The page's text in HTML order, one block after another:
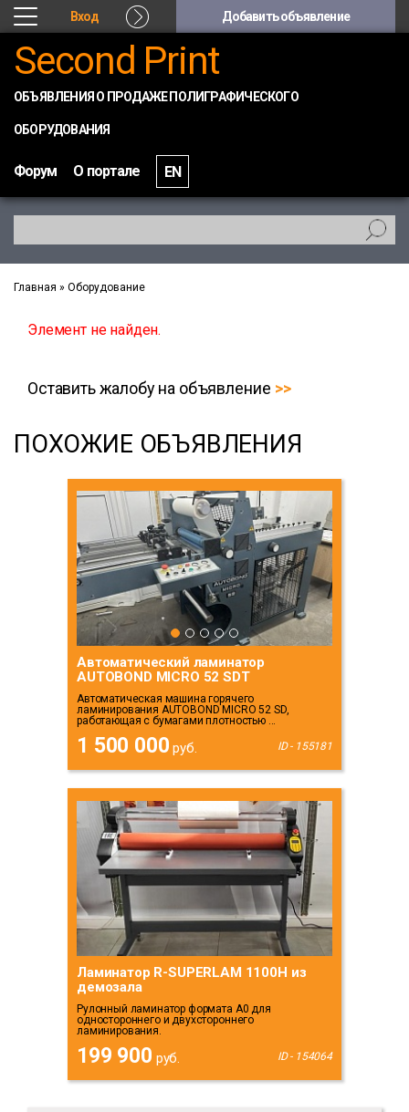
Вход Добавить объявление
Second Print
ОБЪЯВЛЕНИЯ О ПРОДАЖЕ ПОЛИГРАФИЧЕСКОГО
ОБОРУДОВАНИЯ
Форум О портале EN
Главная » Оборудование
Элемент не найден.
Оставить жалобу на объявление
ПОХОЖИЕ ОБЪЯВЛЕНИЯ
Автоматический ламинатор
AUTOBOND MICRO 52 SDT
Автоматическая машина горячего
ламинирования AUTOBOND MICRO 52 SD,
работающая с бумагами плотностью ...
1 500 000 руб. ID - 155181
Ламинатор R-SUPERLAM 1100H из
демозала
Рулонный ламинатор формата А0 для
одностороннего и двухстороннего
ламинирования.
199 900 руб. ID - 154064